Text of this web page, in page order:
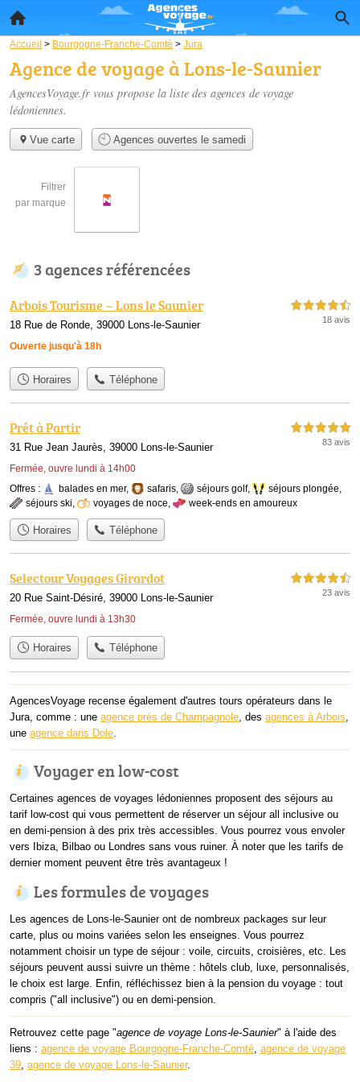
Accueil > Bourgogne-Franche-Comté > Jura
Agence de voyage à Lons-le-Saunier
AgencesVoyage.fr vous propose la liste des agences de voyage
lédoniennes.
Vue carte Agences ouvertes le samedi
Filtrer
par marque
3 agences référencées
Arbois Tourisme ~ Lons le Saunier
18 Rue de Ronde, 39000 Lons-le-Saunier
Ouverte jusqu'à 18h
4,5 étoiles sur 5
18 avis
Horaires Téléphone
Prêt à Partir
31 Rue Jean Jaurès, 39000 Lons-le-Saunier
Fermée, ouvre lundi à 14h00
5,0 étoiles sur 5
83 avis
Offres : balades en mer, safaris séjours golf, séjours plongée
séjours ski
voyages de noce week-ends en amoureux
Horaires Téléphone
Selectour Voyages Girardot
20 Rue Saint-Désiré, 39000 Lons-le-Saunier
Fermée, ouvre lundi à 13h30
4,5 étoiles sur 5
23 avis
Horaires Téléphone
AgencesVoyage recense également d'autres tours opérateurs dans le
Jura, comme : une agence près de Champagnole , des agences à Arbois
une agence dans Dole
Voyager en low-cost
Certaines agences de voyages lédoniennes proposent des séjours au
tarif low-cost qui vous permettent de réserver un séjour all inclusive ou
en demi-pension à des prix très accessibles. Vous pourrez vous envoler
vers Ibiza, Bilbao ou Londres sans vous ruiner. À noter que les tarifs de
dernier moment peuvent être très avantageux !
Les formules de voyages
Les agences de Lons-le-Saunier ont de nombreux packages sur leur
carte, plus ou moins variées selon les enseignes. Vous pourrez
notamment choisir un type de séjour : voile, circuits, croisières, etc. Les
séjours peuvent aussi suivre un thème : hôtels club, luxe, personnalisés,
le choix est large. Enfin, réfléchissez bien à la pension du voyage : tout
compris ("all inclusive") ou en demi-pension.
Retrouvez cette page "agence de voyage Lons-le-Saunier" à l'aide des
liens : agence de voyage Bourgogne-Franche-Comté agence de voyage
39 agence de voyage Lons-le-Saunier.